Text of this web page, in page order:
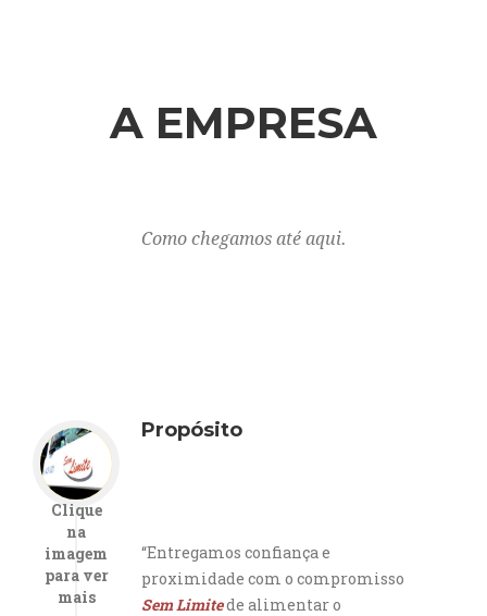
A EMPRESA
Como chegamos até aqui.
Clique
na
imagem
para ver
mais
Propósito
“Entregamos confiança e
proximidade com o compromisso
Sem Limitede alimentar o